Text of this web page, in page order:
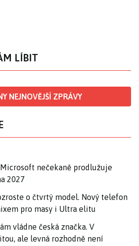
LÍBIT
NEJNOVĚJŠÍ ZPRÁVY
nečekaně prodlužuje
2027
o čtvrtý model. Nový telefon
pro masy i Ultra elitu
vládne česká značka. V
ale levná rozhodně není